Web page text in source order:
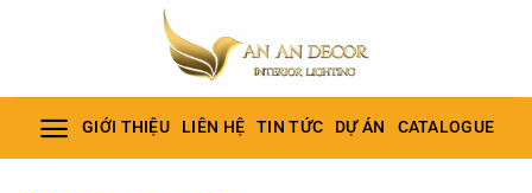
dung
GIỚI THIỆU LIÊN HỆ TIN TỨC DỰ ÁN CATALOGUE